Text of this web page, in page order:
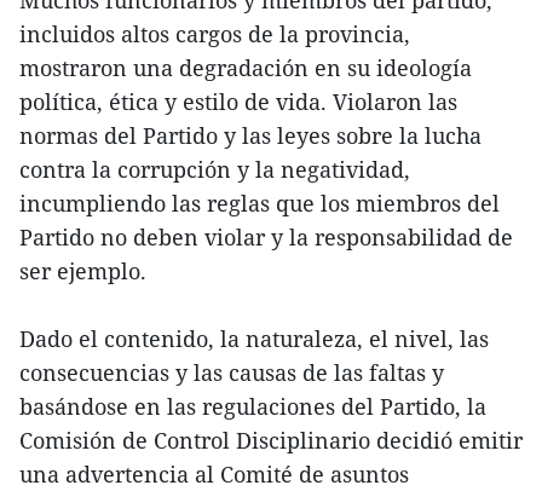
incluidos altos cargos de la provincia,
mostraron una degradación en su ideología
política, ética y estilo de vida. Violaron las
normas del Partido y las leyes sobre la lucha
contra la corrupción y la negatividad,
incumpliendo las reglas que los miembros del
Partido no deben violar y la responsabilidad de
ser ejemplo.
Dado el contenido, la naturaleza, el nivel, las
consecuencias y las causas de las faltas y
basándose en las regulaciones del Partido, la
Comisión de Control Disciplinario decidió emitir
una advertencia al Comité de asuntos